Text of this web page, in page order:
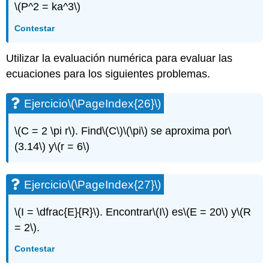
Ejercicio\
(\PageIndex{74}\)
(\PageIndex{75}\)
(\PageIndex{76}\)
Ejercicio\
(\PageIndex{77}\)
(\PageIndex{78}\)
Ejercicio\
Ejercicio\
(\PageIndex{80}\)
(\PageIndex{81}\)
Ejercicio\
\(P^2 = ka^3\)
Contestar
Utilizar la evaluación numérica para evaluar las
ecuaciones para los siguientes problemas.
Ejercicio\(\PageIndex{26}\)
\(C = 2 \pi r\). Find\(C\)\(\pi\) se aproxima por\
(3.14\) y\(r = 6\)
Ejercicio\(\PageIndex{27}\)
\(I = \dfrac{E}{R}\). Encontrar\(I\) es\(E = 20\) y\(R
= 2\).
Contestar